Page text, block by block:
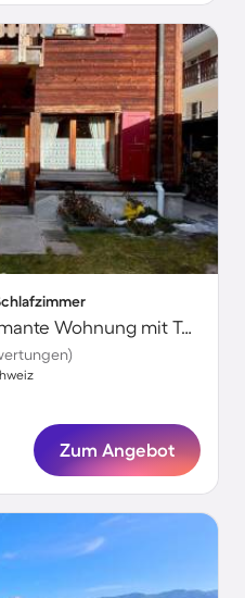
Kinderfreundliche charmante Wohnung mit Terrasse | Skifahren in der Nähe
Zum Angebot